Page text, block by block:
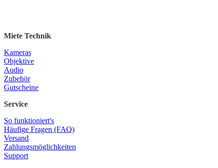
Miete Technik
Kameras
Objektive
Audio
Zubehör
Gutscheine
Service
So funktioniert's
Häufige Fragen (FAQ)
Versand
Zahlungsmöglichkeiten
Support